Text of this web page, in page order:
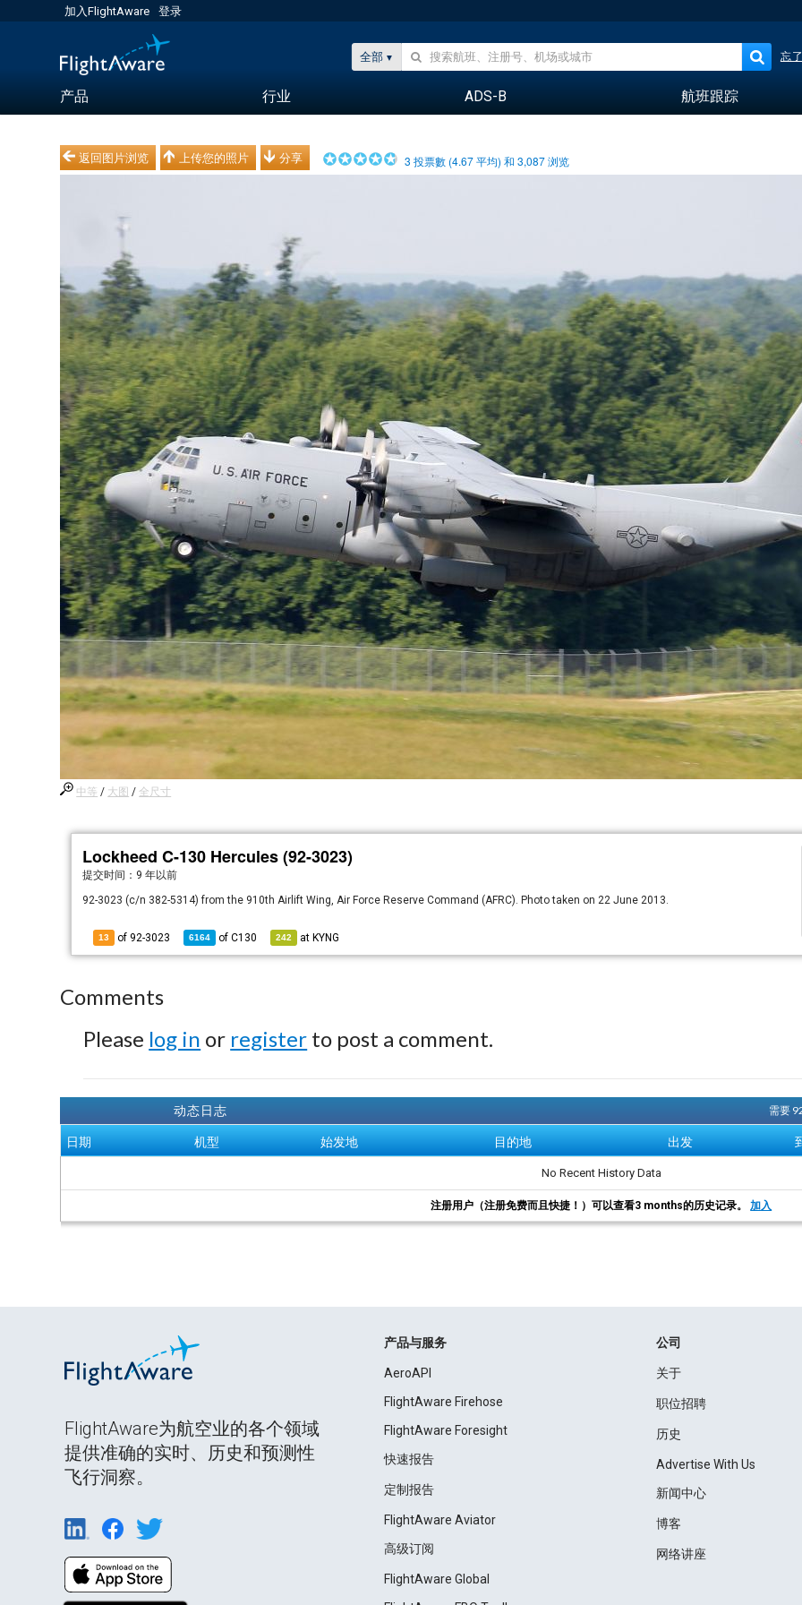
加入FlightAware 登录
全部 忘
产品 行业 ADS-B 航班跟踪
返回图片浏览 上传您的照片 分享 3 投票數 (4.67平均) 和3,087浏览
中等 / 大图 / 全尺寸
Lockheed C-130 Hercules (92-3023)
提交时间： 9 年以前
92-3023 (c/n 382-5314) from the 910th Airlift Wing, Air Force Reserve Command (AFRC). Photo taken on 22 June 2013.
13 of 92-3023 6164 ofC130 242 at KYNG
Comments
Please log in or register to post a comment.
动态日志 需要
日期 机型 始发地 目的地 出发
No Recent History Data
注册用户（注册免费而且快捷！）可以查看3 months的历史记录。加入
FlightAware为航空业的各个领域
提供准确的实时、历史和预测性
飞行洞察。
产品与服务
AeroAPI
FlightAware Firehose
FlightAware Foresight
快速报告
定制报告
FlightAware Aviator
高级订阅
FlightAware Global
公司
关于
职位招聘
历史
Advertise With Us
新闻中心
博客
网络讲座